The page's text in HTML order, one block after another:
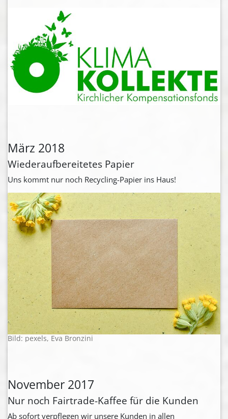
März 2018
Wiederaufbereitetes Papier
Uns kommt nur noch Recycling-Papier ins Haus!
Bild: pexels, Eva Bronzini
November 2017
Nur noch Fairtrade-Kaffee für die Kunden
Ab sofort verpflegen wir unsere Kunden in allen